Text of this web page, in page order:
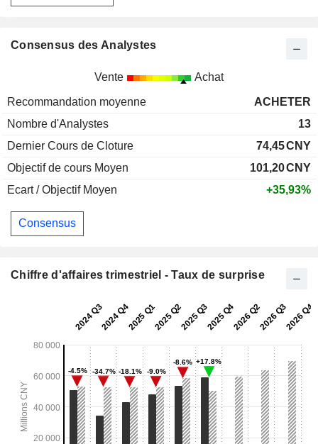
Consensus des Analystes
Vente Achat
Recommandation moyenne
ACHETER
Nombre d'Analystes
13
Dernier Cours de Cloture
74,45CNY
Objectif de cours Moyen
101,20CNY
Ecart / Objectif Moyen
+35,93%
Consensus
Chiffre d'affaires trimestriel - Taux de surprise